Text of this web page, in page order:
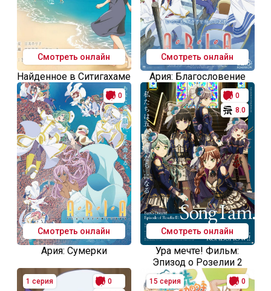
Смотреть онлайн
Найденное в Ситигахаме
Смотреть онлайн
Ария: Благословение
0
Смотреть онлайн
Ария: Сумерки
0
8.0
Смотреть онлайн
Ура мечте! Фильм:
Эпизод о Розелии 2
1 серия
0
15 серия 0